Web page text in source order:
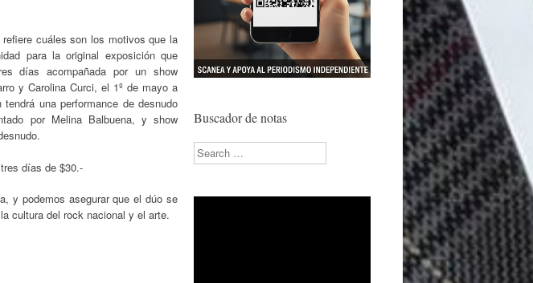
cuáles son los motivos que la
para la original exposición que
días acompañada por un show
y Carolina Curci, el 1º de mayo a
una performance de desnudo
por Melina Balbuena, y show
días de $30.-
y podemos asegurar que el dúo se
cultura del rock nacional y el arte.
Buscador de notas
Search